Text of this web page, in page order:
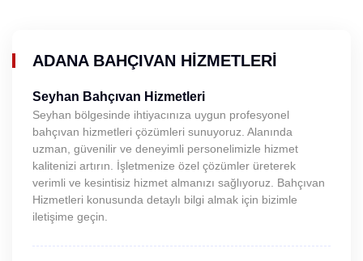
ADANA BAHÇIVAN HIZMETLERI
Seyhan Bahçıvan Hizmetleri
Seyhan bölgesinde ihtiyacınıza uygun profesyonel
bahçıvan hizmetleri çözümleri sunuyoruz. Alanında
uzman, güvenilir ve deneyimli personelimizle hizmet
kalitenizi artırın. İşletmenize özel çözümler üreterek
verimli ve kesintisiz hizmet almanızı sağlıyoruz. Bahçıvan
Hizmetleri konusunda detaylı bilgi almak için bizimle
iletişime geçin.